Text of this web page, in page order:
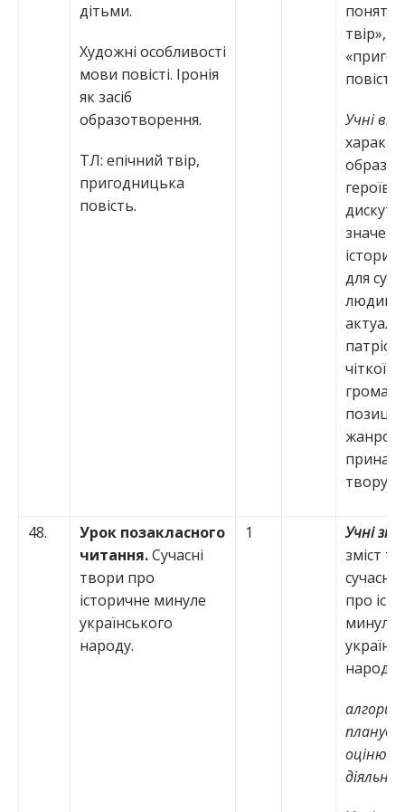
дітьми.
Художні особливості
мови повісті. Іронія
як засіб
образотворення.
ТЛ: епічний твір,
пригодницька
повість.
понять
твір»,
Учні
образи
героїв;
для
людини,
чіткої
твору;
48.
Урок позакласного
читання.Сучасні
твори про
історичне минуле
українського
народу.
1
Учні
зміст
про
минуле
народу;